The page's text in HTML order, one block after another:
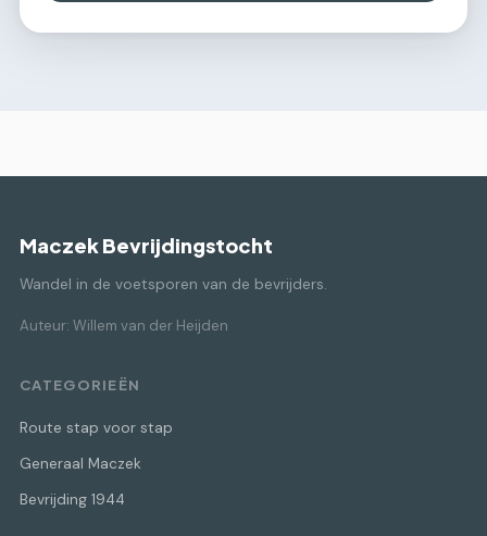
Maczek Bevrijdingstocht
Wandel in de voetsporen van de bevrijders.
Auteur: Willem van der Heijden
CATEGORIEËN
Route stap voor stap
Generaal Maczek
Bevrijding 1944